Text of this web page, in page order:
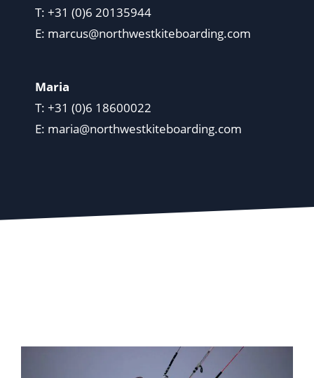
T: +31 (0)6 20135944
E: marcus@northwestkiteboarding.com
Maria
T: +31 (0)6 18600022
E: maria@northwestkiteboarding.com